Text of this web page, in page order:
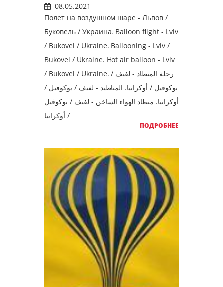
08.05.2021
Полет на воздушном шаре - Львов /
Буковель / Украина. Balloon flight - Lviv
/ Bukovel / Ukraine. Ballooning - Lviv /
Bukovel / Ukraine. Hot air balloon - Lviv
/ Bukovel / Ukraine. رحلة المنطاد - لفيف /
بوكوفيل / أوكرانيا. المناطيد - لفيف / بوكوفيل /
أوكرانيا. منطاد الهواء الساخن - لفيف / بوكوفيل
/ أوكرانيا
ПОДРОБНЕЕ